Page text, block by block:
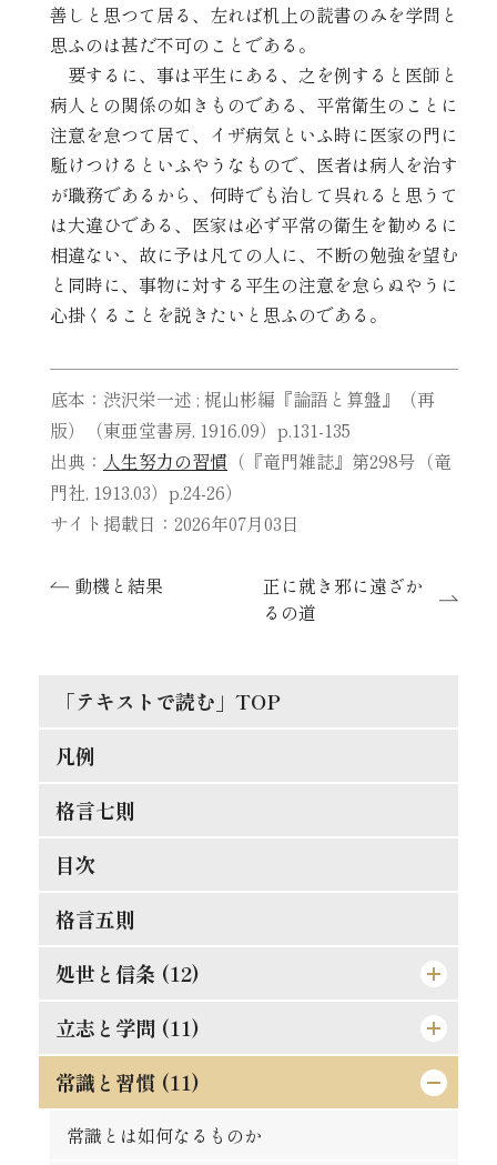
善しと思つて居る、左れば机上の読書のみを学問と
思ふのは甚だ不可のことである。
要するに、事は平生にある、之を例すると医師と
病人との関係の如きものである、平常衛生のことに
注意を怠つて居て、イザ病気といふ時に医家の門に
駈けつけるといふやうなもので、医者は病人を治す
が職務であるから、何時でも治して呉れると思うて
は大違ひである、医家は必ず平常の衛生を勧めるに
相違ない、故に予は凡ての人に、不断の勉強を望む
と同時に、事物に対する平生の注意を怠らぬやうに
心掛くることを説きたいと思ふのである。
底本：渋沢栄一述 ; 梶山彬編『論語と算盤』（再
版）（東亜堂書房, 1916.09）p.131-135
出典： 人生努力の習慣 （『竜門雑誌』第298号（竜
門社, 1913.03）p.24-26）
サイト掲載日：2026年07月03日
動機と結果
正に就き邪に遠ざか
るの道
「テキストで読む」TOP
凡例
格言七則
目次
格言五則
処世と信条 (12)
論語と算盤は甚だ遠くして甚だ近いもの
士魂商才
天は人を罰せず
立志と学問 (11)
精神老衰の予防法
現在に働け
常識と習慣 (11)
常識とは如何なるものか